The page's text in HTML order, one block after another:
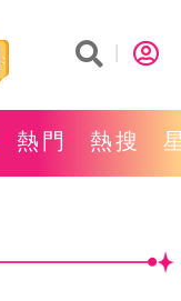
熱門 熱搜